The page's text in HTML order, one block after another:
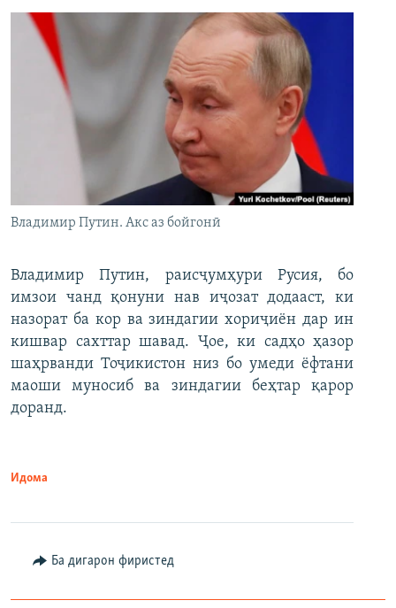
Владимир Путин. Акс аз бойгонӣ
Владимир Путин, раисҷумҳури Русия, бо
имзои чанд қонуни нав иҷозат додааст, ки
назорат ба кор ва зиндагии хориҷиён дар ин
кишвар сахттар шавад. Ҷое, ки садҳо ҳазор
шаҳрванди Тоҷикистон низ бо умеди ёфтани
маоши муносиб ва зиндагии беҳтар қарор
доранд.
Идома
Ба дигарон фиристед